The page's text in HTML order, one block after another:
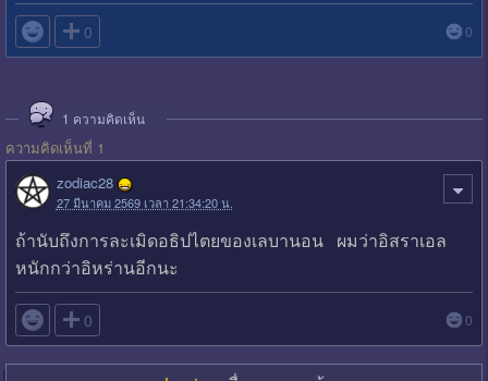
 0 0
1 ความคิดเห็น
ความคิดเห็นที่ 1
zodiac28
27 มีนาคม 2569 เวลา 21:34:20 น.
ถ้านับถึงการละเมิดอธิปไตยของเลบานอน ผมว่าอิสราเอล
หนักกว่าอิหร่านอีกนะ
 0 0